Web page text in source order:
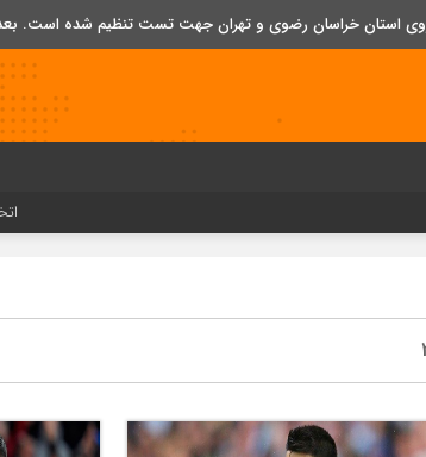
استان خراسان رضوی و تهران جهت تست تنظیم شده است. بعد
اتخاذ